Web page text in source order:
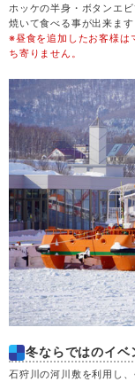
土 29
日 30
月 31
ホッケの半身・ボタンエ
焼いて食べる事が出来ま
※昼食を追加したお客様
ち寄りません。
冬ならではのイベ
石狩川の河川敷を利用し